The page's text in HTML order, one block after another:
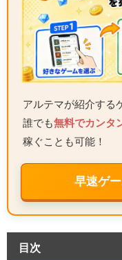
アルテマが紹介する
誰でも無料でカンタ
稼ぐことも可能！
早速ゲ
目次